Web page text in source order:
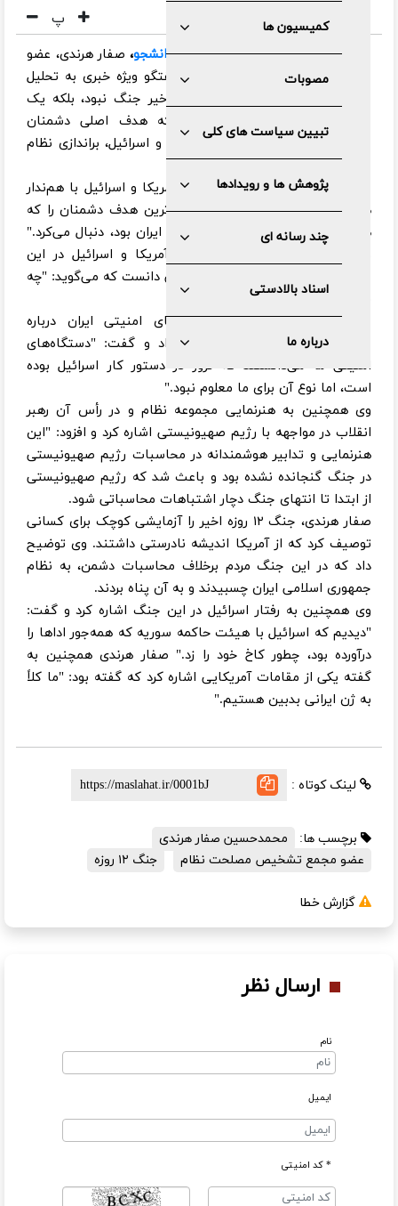
کمیسیون ها
مصوبات
تبیین سیاست های کلی
پژوهش ها و رویدادها
چند رسانه ای
اسناد بالادستی
درباره ما
پ
🔷به گزارش گروه سیاسیخبرگزاری دانشجو، صفار هرندی، عضو
مجمع تشخیص مصلحت نظام، در گفتگو ویژه خبری به تحلیل
جنگ اخیر پرداخت و گفت: "جنگ اخیر جنگ نبود، بلکه یک
عملیات براندازی بود." وی افزود که هدف اصلی دشمنان
جمهوری اسلامی ایران، به‌ویژه آمریکا و اسرائیل، براندازی نظام
صفار هرندی در ادامه تصریح کرد: "آمریکا و اسرائیل با هم‌ندار
هستند و این جنگ ۱۲ روزه، برجسته‌ترین هدف دشمنان را که
همان براندازی نظام جمهوری اسلامی ایران بود، دنبال می‌کرد."
وی همچنین به محاسبات اشتباه آمریکا و اسرائیل در این
جنگ اشاره کرد و آن را مصداق عبارتی دانست که می‌گوید: "چه
فکر می‌کردیم و چه شد."
صفار هرندی، از آگاهی دستگاه‌های امنیتی ایران درباره
برنامه‌ریزی اسرائیل برای ترور خبر داد و گفت: "دستگاه‌های
امنیتی ما می‌دانستند که ترور در دستور کار اسرائیل بوده
است، اما نوع آن برای ما معلوم نبود."
وی همچنین به هنرنمایی مجموعه نظام و در رأس آن رهبر
انقلاب در مواجهه با رژیم صهیونیستی اشاره کرد و افزود: "این
هنرنمایی و تدابیر هوشمندانه در محاسبات رژیم صهیونیستی
در جنگ گنجانده نشده بود و باعث شد که رژیم صهیونیستی
از ابتدا تا انتهای جنگ دچار اشتباهات محاسباتی شود.
صفار هرندی، جنگ ۱۲ روزه اخیر را آزمایشی کوچک برای کسانی
توصیف کرد که از آمریکا اندیشه نادرستی داشتند. وی توضیح
داد که در این جنگ مردم برخلاف محاسبات دشمن، به نظام
جمهوری اسلامی ایران چسبیدند و به آن پناه بردند.
وی همچنین به رفتار اسرائیل در این جنگ اشاره کرد و گفت:
"دیدیم که اسرائیل با هیئت حاکمه سوریه که همه‌جور اداها را
درآورده بود، چطور کاخ خود را زد." صفار هرندی همچنین به
گفته یکی از مقامات آمریکایی اشاره کرد که گفته بود: "ما کلاً
به ژن ایرانی بدبین هستیم."
لینک کوتاه :
برچسب ها:
محمدحسین صفار هرندی
عضو مجمع تشخیص مصلحت نظام
جنگ ۱۲ روزه
گزارش خطا
ارسال نظر
نام
ایمیل
* کد امنیتی